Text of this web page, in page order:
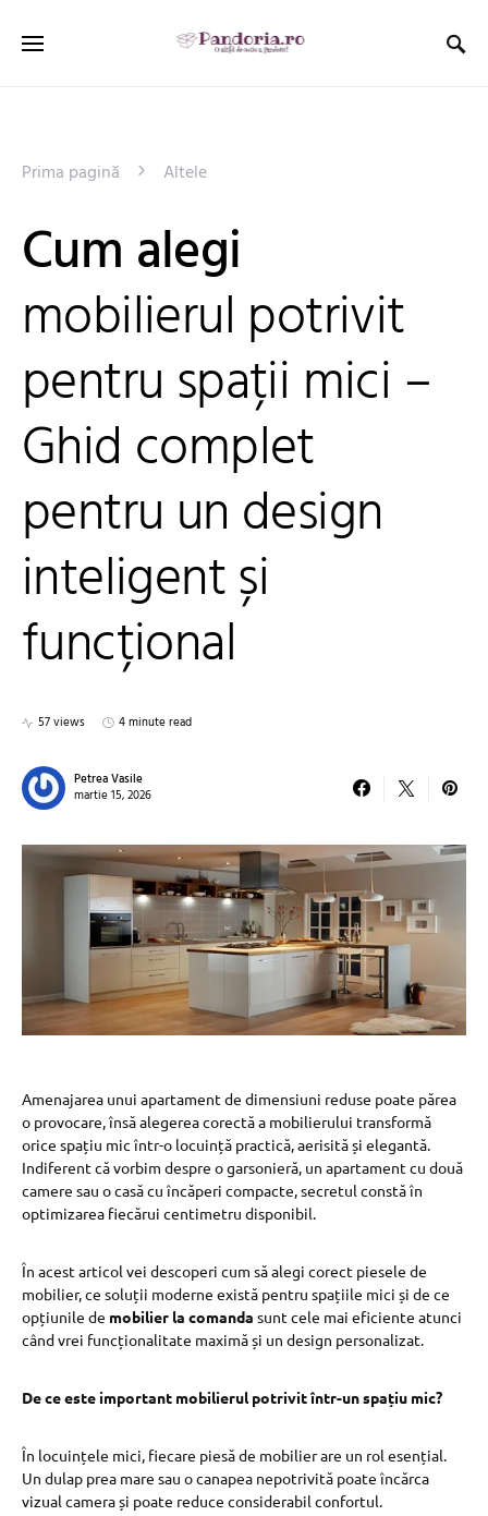
Prima pagină Altele
Cum alegi
mobilierul potrivit
pentru spații mici –
Ghid complet
pentru un design
inteligent și
funcțional
57 views 4 minute read
Petrea Vasile
martie 15, 2026
Amenajarea unui apartament de dimensiuni reduse poate părea
o provocare, însă alegerea corectă a mobilierului transformă
orice spațiu mic într-o locuință practică, aerisită și elegantă.
Indiferent că vorbim despre o garsonieră, un apartament cu două
camere sau o casă cu încăperi compacte, secretul constă în
optimizarea fiecărui centimetru disponibil.
În acest articol vei descoperi cum să alegi corect piesele de
mobilier, ce soluții moderne există pentru spațiile mici și de ce
opțiunile de mobilier la comanda sunt cele mai eficiente atunci
când vrei funcționalitate maximă și un design personalizat.
De ce este important mobilierul potrivit într-un spațiu mic?
În locuințele mici, fiecare piesă de mobilier are un rol esențial.
Un dulap prea mare sau o canapea nepotrivită poate încărca
vizual camera și poate reduce considerabil confortul.